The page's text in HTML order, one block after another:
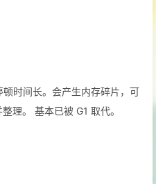
时间长。会产生内存碎片，可
理。 基本已被 G1 取代。